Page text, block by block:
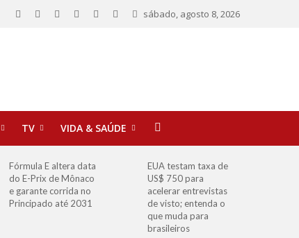
sábado, agosto 8, 2026
TV VIDA & SAÚDE
Fórmula E altera data
do E-Prix de Mônaco
e garante corrida no
Principado até 2031
EUA testam taxa de
US$ 750 para
acelerar entrevistas
de visto; entenda o
que muda para
brasileiros